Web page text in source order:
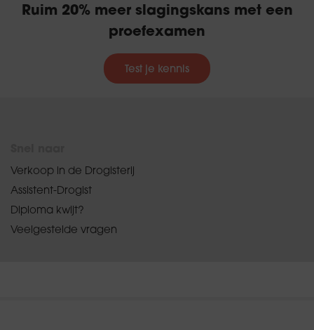
Ruim 20% meer slagingskans met een
proefexamen
Test je kennis
Verkoop in de Drogisterij
Assistent-Drogist
Diploma kwijt?
Veelgestelde vragen